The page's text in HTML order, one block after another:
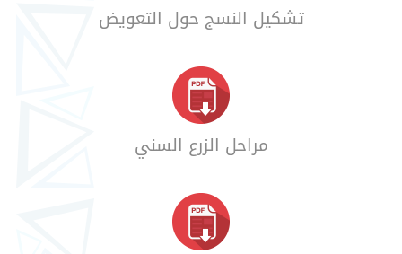
تشكيل النسج حول التعويض
مراحل الزرع السني